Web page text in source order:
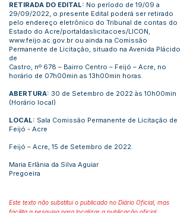
RETIRADA DO EDITAL: No período de 19/09 a
29/09/2022, o presente Edital poderá ser retirado
pelo endereço eletrônico do Tribunal de contas do
Estado do Acre/portaldaslicitacoes/LICON,
www.feijo.ac.gov.br ou ainda na Comissão
Permanente de Licitação, situado na Avenida Plácido
de
Castro, nº 678 – Bairro Centro – Feijó – Acre, no
horário de 07h00min as 13h00min horas.
ABERTURA: 30 de Setembro de 2022 às 10h00min
(Horário local)
LOCAL: Sala Comissão Permanente de Licitação de
Feijó - Acre
Feijó – Acre, 15 de Setembro de 2022.
Maria Erlânia da Silva Aguiar
Pregoeira
Este texto não substitui o publicado no Diário Oficial, mas